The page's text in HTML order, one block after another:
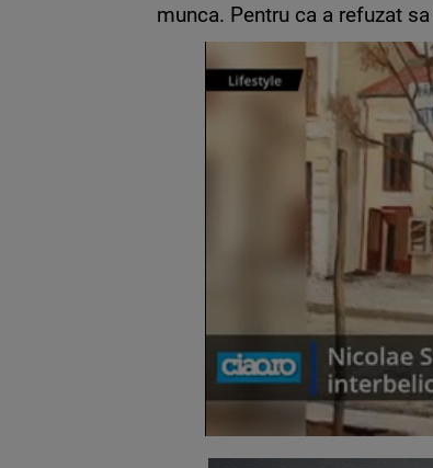
munca. Pentru ca a refuzat